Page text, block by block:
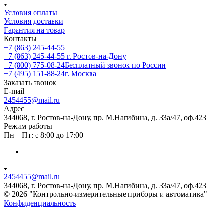
Условия оплаты
Условия доставки
Гарантия на товар
Контакты
+7 (863) 245-44-55
+7 (863) 245-44-55 г. Ростов-на-Дону
+7 (800) 775-08-24Бесплатный звонок по России
+7 (495) 151-88-24г. Москва
Заказать звонок
E-mail
2454455@mail.ru
Адрес
344068, г. Ростов-на-Дону, пр. М.Нагибина, д. 33а/47, оф.423
Режим работы
Пн – Пт: с 8:00 до 17:00
2454455@mail.ru
344068, г. Ростов-на-Дону, пр. М.Нагибина, д. 33а/47, оф.423
© 2026 "Контрольно-измерительные приборы и автоматика"
Конфиденциальность